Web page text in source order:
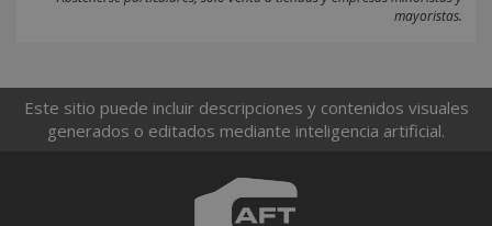
mayoristas.
Este sitio puede incluir descripciones y contenidos visuales
generados o editados mediante inteligencia artificial.